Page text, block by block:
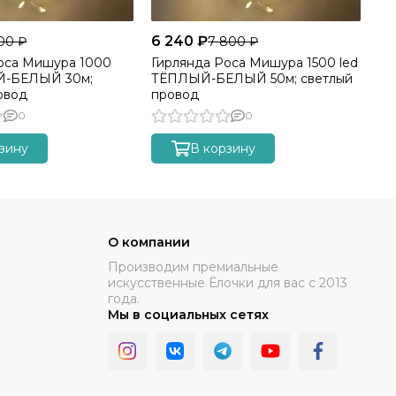
₽
Мишура 1000
БЕЛЫЙ 30м;
0
6 240 ₽7 800 ₽
Гирлянда Роса Мишура 1500 led
ТЁПЛЫЙ-БЕЛЫЙ 50м; светлый
провод
0
В корзину
О компании
Производим премиальные
искусственные Ёлочки для вас с 2013
года.
Мы в социальных сетях